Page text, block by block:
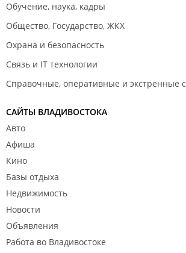
Обучение, наука, кадры
Общество, Государство, ЖКХ
Охрана и безопасность
Связь и IT технологии
Справочные, оперативные и экстренные
САЙТЫ ВЛАДИВОСТОКА
Авто
Афиша
Кино
Базы отдыха
Недвижимость
Новости
Объявления
Работа во Владивостоке